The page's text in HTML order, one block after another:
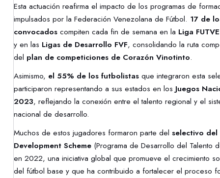
Esta actuación reafirma el impacto de los programas de
impulsados por la Federación Venezolana de Fútbol. 17 de
convocadoscompiten cada fin de semana en la Liga
y en las Ligas de Desarrollo FVF, consolidando la ruta
del plan de competiciones de Corazón Vinotinto.
Asimismo, el 55% de los futbolistasque integraron esta
participaron representando a sus estados en los Juegos
2023, reflejando la conexión entre el talento regional y el
nacional de desarrollo.
Muchos de estos jugadores formaron parte del selectivo del
Development Scheme(Programa de Desarrollo del Talento
en 2022, una iniciativa global que promueve el crecimiento
del fútbol base y que ha contribuido a fortalecer el proceso